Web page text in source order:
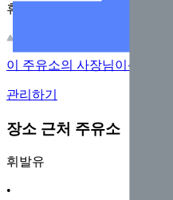
휴대전화 카메라로 찍어보세요
이 주유소의 사장님이신가요?
관리하기
장소 근처 주유소
휘발유
•